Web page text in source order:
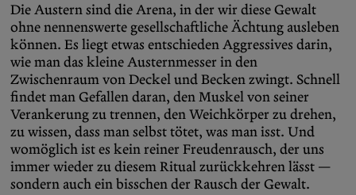
Die Austern sind die Arena, in der wir diese Gewalt
ohne nennenswerte gesellschaftliche Ächtung ausleben
können. Es liegt etwas entschieden Aggressives darin,
wie man das kleine Austernmesser in den
Zwischenraum von Deckel und Becken zwingt. Schnell
findet man Gefallen daran, den Muskel von seiner
Verankerung zu trennen, den Weichkörper zu drehen,
zu wissen, dass man selbst tötet, was man isst. Und
womöglich ist es kein reiner Freudenrausch, der uns
immer wieder zu diesem Ritual zurückkehren lässt —
sondern auch ein bisschen der Rausch der Gewalt.